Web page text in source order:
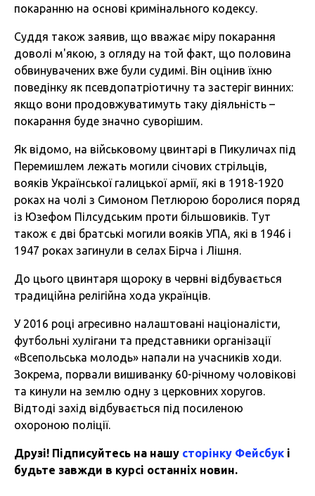
покаранню на основі кримінального кодексу.
Суддя також заявив, що вважає міру покарання
доволі м'якою, з огляду на той факт, що половина
обвинувачених вже були судимі. Він оцінив їхню
поведінку як псевдопатріотичну та застеріг винних:
якщо вони продовжуватимуть таку діяльність –
покарання буде значно суворішим.
Як відомо, на військовому цвинтарі в Пикуличах під
Перемишлем лежать могили січових стрільців,
вояків Української галицької армії, які в 1918-1920
роках на чолі з Симоном Петлюрою боролися поряд
із Юзефом Пілсудським проти більшовиків. Тут
також є дві братські могили вояків УПА, які в 1946 і
1947 роках загинули в селах Бірча і Лішня.
До цього цвинтаря щороку в червні відбувається
традиційна релігійна хода українців.
У 2016 році агресивно налаштовані націоналісти,
футбольні хулігани та представники організації
«Всепольська молодь» напали на учасників ходи.
Зокрема, порвали вишиванку 60-річному чоловікові
та кинули на землю одну з церковних хоругов.
Відтоді захід відбувається під посиленою
охороною поліції.
Друзі! Підписуйтесь на нашу сторінку Фейсбук і
будьте завжди в курсі останніх новин.